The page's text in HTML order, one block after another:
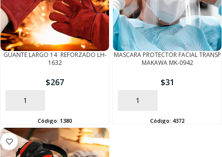
GUANTE LARGO 14¨REFORZADO LH-
1632
$267
AÑADIR
Código: 1380
MASCARA PROTECTOR FACIAL TRANSP
MAKAWA MK-0942
$31
AÑADIR
Código: 4372
FINALIZÁ TU COMPRA